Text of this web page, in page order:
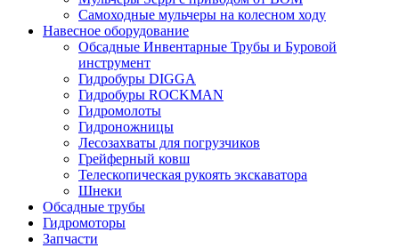
Самоходные мульчеры на колесном ходу
Навесное оборудование
Обсадные Инвентарные Трубы и Буровой
инструмент
Гидробуры DIGGA
Гидробуры ROCKMAN
Гидромолоты
Гидроножницы
Лесозахваты для погрузчиков
Грейферный ковш
Телескопическая рукоять экскаватора
Шнеки
Обсадные трубы
Гидромоторы
Запчасти